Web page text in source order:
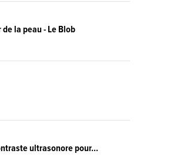
la peau - Le Blob
ultrasonore pour...